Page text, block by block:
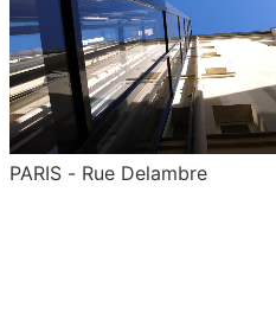
PARIS - Rue Delambre